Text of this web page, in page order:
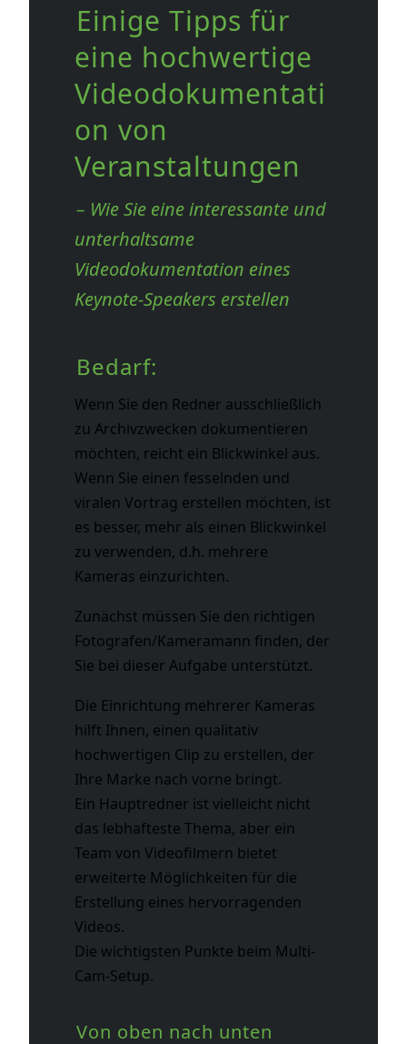
Einige Tipps für
eine hochwertige
Videodokumentati
on von
Veranstaltungen
– Wie Sie eine interessante und
unterhaltsame
Videodokumentation eines
Keynote-Speakers erstellen
Bedarf:
Wenn Sie den Redner ausschließlich
zu Archivzwecken dokumentieren
möchten, reicht ein Blickwinkel aus.
Wenn Sie einen fesselnden und
viralen Vortrag erstellen möchten, ist
es besser, mehr als einen Blickwinkel
zu verwenden, d.h. mehrere
Kameras einzurichten.
Zunächst müssen Sie den richtigen
Fotografen/Kameramann finden, der
Sie bei dieser Aufgabe unterstützt.
Die Einrichtung mehrerer Kameras
hilft Ihnen, einen qualitativ
hochwertigen Clip zu erstellen, der
Ihre Marke nach vorne bringt.
Ein Hauptredner ist vielleicht nicht
das lebhafteste Thema, aber ein
Team von Videofilmern bietet
erweiterte Möglichkeiten für die
Erstellung eines hervorragenden
Videos.
Die wichtigsten Punkte beim Multi-
Cam-Setup.
Von oben nach unten